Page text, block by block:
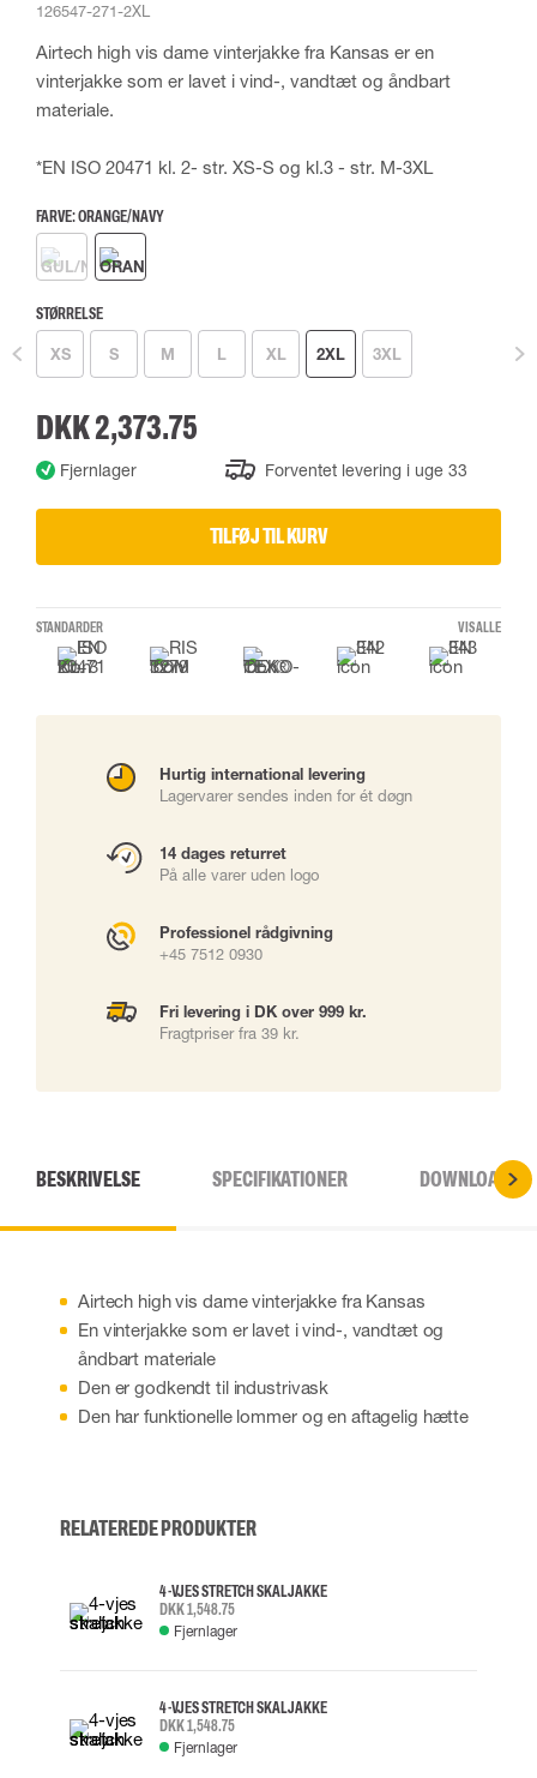
126547-271-2XL
Airtech high vis dame vinterjakke fra Kansas er en
vinterjakke som er lavet i vind-, vandtæt og åndbart
materiale.
*EN ISO 20471 kl. 2- str. XS-S og kl.3 - str. M-3XL
FARVE:ORANGE/NAVY
STØRRELSE
XS S M L XL 2XL 3XL
DKK 2,373.75
Fjernlager Forventet levering i uge 33
TILFØJ TIL KURV
STANDARDER VIS ALLE
Hurtig international levering
Lagervarer sendes inden for ét døgn
14 dages returret
På alle varer uden logo
Professionel rådgivning
+45 7512 0930
Fri levering i DK over 999 kr.
Fragtpriser fra 39 kr.
BESKRIVELSE SPECIFIKATIONER DOWNLOADS
Airtech high vis dame vinterjakke fra Kansas
En vinterjakke som er lavet i vind-, vandtæt og
åndbart materiale
Den er godkendt til industrivask
Den har funktionelle lommer og en aftagelig hætte
RELATEREDE PRODUKTER
4-VJES STRETCH SKALJAKKE
DKK 1,548.75
Fjernlager
4-VJES STRETCH SKALJAKKE
DKK 1,548.75
Fjernlager